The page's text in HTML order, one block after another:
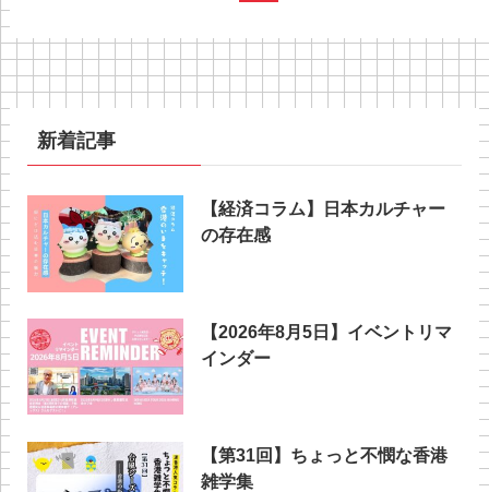
新着記事
【経済コラム】日本カルチャー
の存在感
【2026年8月5日】イベントリマ
インダー
【第31回】ちょっと不憫な香港
雑学集